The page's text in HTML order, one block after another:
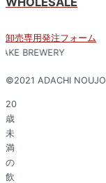
卸売専用発注フォーム
BREWERY​
©️2021 ADACHI NOUJO
20
歳
未
満
の
飲